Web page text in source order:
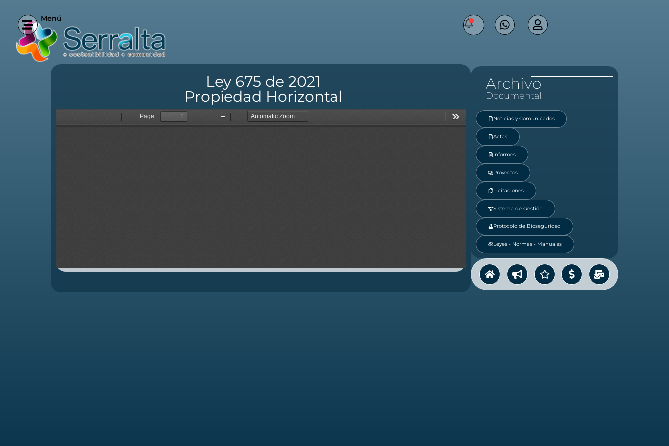
Menú
Ley 675 de 2021
Propiedad Horizontal
Archivo
Documental
Noticias y Comunicados
Actas
Informes
Proyectos
Licitaciones
Sistema de Gestión
Protocolo de Bioseguridad
Leyes - Normas - Manuales